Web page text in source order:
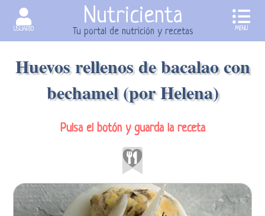
USUARIO
Nutricienta
Tu portal de nutrición y recetas MENU
Huevos rellenos de bacalao con
bechamel (por Helena)
Pulsa el botón y guarda la receta